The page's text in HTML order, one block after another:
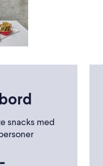
snacks med